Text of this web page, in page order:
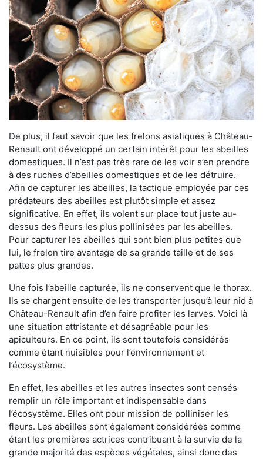
De plus, il faut savoir que les frelons asiatiques à Château-
Renault ont développé un certain intérêt pour les abeilles
domestiques. Il n’est pas très rare de les voir s’en prendre
à des ruches d’abeilles domestiques et de les détruire.
Afin de capturer les abeilles, la tactique employée par ces
prédateurs des abeilles est plutôt simple et assez
significative. En effet, ils volent sur place tout juste au-
dessus des fleurs les plus pollinisées par les abeilles.
Pour capturer les abeilles qui sont bien plus petites que
lui, le frelon tire avantage de sa grande taille et de ses
pattes plus grandes.
Une fois l’abeille capturée, ils ne conservent que le thorax.
Ils se chargent ensuite de les transporter jusqu’à leur nid à
Château-Renault afin d’en faire profiter les larves. Voici là
une situation attristante et désagréable pour les
apiculteurs. En ce point, ils sont toutefois considérés
comme étant nuisibles pour l’environnement et
l’écosystème.
En effet, les abeilles et les autres insectes sont censés
remplir un rôle important et indispensable dans
l’écosystème. Elles ont pour mission de polliniser les
fleurs. Les abeilles sont également considérées comme
étant les premières actrices contribuant à la survie de la
grande majorité des espèces végétales, ainsi donc des